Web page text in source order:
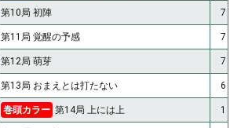
第10局 初陣 7
第11局 覚醒の予感 7
第12局 萌芽 7
第13局 おまえとは打たない 6
巻頭カラー 第14局 上には上 1